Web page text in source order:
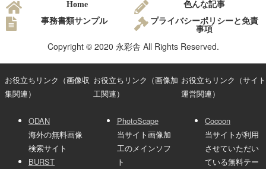
Home
色んな記事
事務書類サンプル
プライバシーポリシーと免責
事項
Copyright © 2020 永彩舎 All Rights Reserved.
お役立ちリンク（画像収
集関連）
ODAN
海外の無料画像
検索サイト
BURST
お役立ちリンク（画像加
工関連）
PhotoScape
当サイト画像加
工のメインソフ
ト
お役立ちリンク（サイト
運営関連）
Cocoon
当サイトが利用
させていただい
ている無料テー